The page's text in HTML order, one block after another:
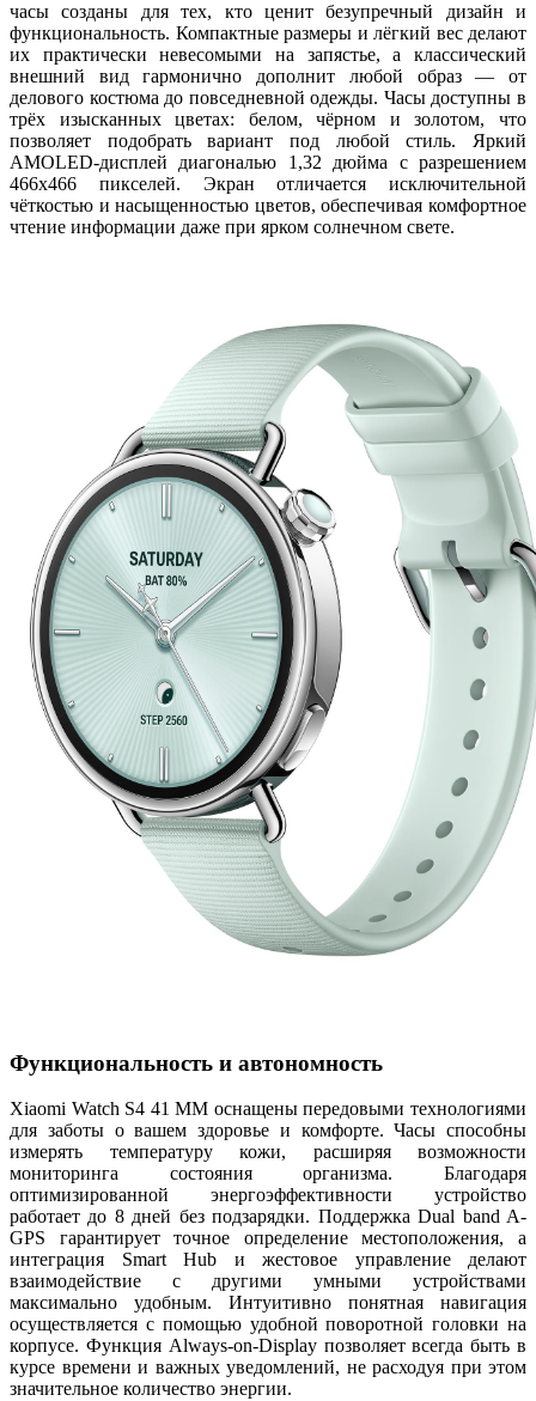
часы созданы для тех, кто ценит безупречный дизайн и
функциональность. Компактные размеры и лёгкий вес делают
их практически невесомыми на запястье, а классический
внешний вид гармонично дополнит любой образ — от
делового костюма до повседневной одежды. Часы доступны в
трёх изысканных цветах: белом, чёрном и золотом, что
позволяет подобрать вариант под любой стиль. Яркий
AMOLED-дисплей диагональю 1,32 дюйма с разрешением
466x466 пикселей. Экран отличается исключительной
чёткостью и насыщенностью цветов, обеспечивая комфортное
чтение информации даже при ярком солнечном свете.
Функциональность и автономность
Xiaomi Watch S4 41 MM оснащены передовыми технологиями
для заботы о вашем здоровье и комфорте. Часы способны
измерять температуру кожи, расширяя возможности
мониторинга состояния организма. Благодаря
оптимизированной энергоэффективности устройство
работает до 8 дней без подзарядки. Поддержка Dual band A-
GPS гарантирует точное определение местоположения, а
интеграция Smart Hub и жестовое управление делают
взаимодействие с другими умными устройствами
максимально удобным. Интуитивно понятная навигация
осуществляется с помощью удобной поворотной головки на
корпусе. Функция Always-on-Display позволяет всегда быть в
курсе времени и важных уведомлений, не расходуя при этом
значительное количество энергии.